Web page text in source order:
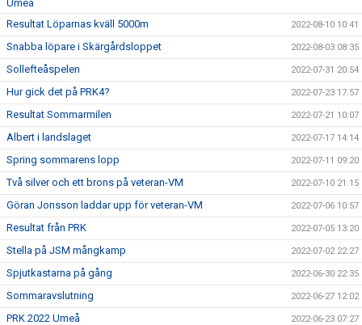
Umeå
Resultat Löparnas kväll 5000m 2022-08-10 10:41
Snabba löpare i Skärgårdsloppet 2022-08-03 08:35
Sollefteåspelen 2022-07-31 20:54
Hur gick det på PRK4? 2022-07-23 17:57
Resultat Sommarmilen 2022-07-21 10:07
Albert i landslaget 2022-07-17 14:14
Spring sommarens lopp 2022-07-11 09:20
Två silver och ett brons på veteran-VM 2022-07-10 21:15
Göran Jonsson laddar upp för veteran-VM 2022-07-06 10:57
Resultat från PRK 2022-07-05 13:20
Stella på JSM mångkamp 2022-07-02 22:27
Spjutkastarna på gång 2022-06-30 22:35
Sommaravslutning 2022-06-27 12:02
PRK 2022 Umeå 2022-06-23 07:27